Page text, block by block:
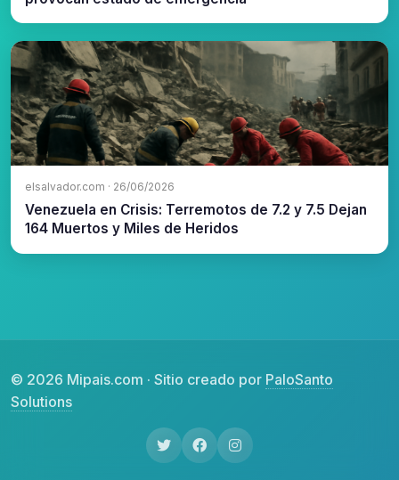
elsalvador.com · 26/06/2026
Venezuela en Crisis: Terremotos de 7.2 y 7.5 Dejan
164 Muertos y Miles de Heridos
© 2026 Mipais.com · Sitio creado por PaloSanto
Solutions